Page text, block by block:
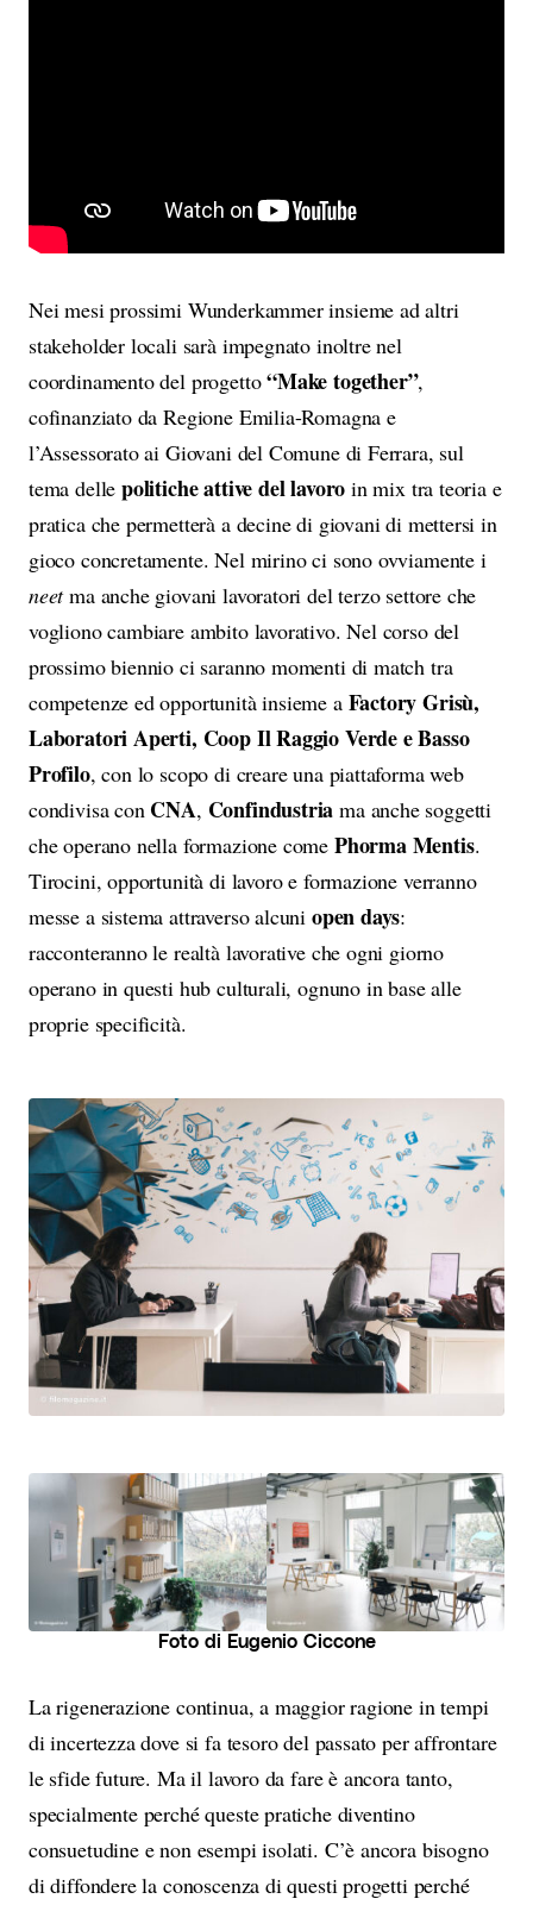
Nei mesi prossimi Wunderkammer insieme ad altri
stakeholder locali sarà impegnato inoltre nel
coordinamento del progetto“Make together”,
cofinanziato da Regione Emilia-Romagna e
l’Assessorato ai Giovani del Comune di Ferrara, sul
tema dellepolitiche attive del lavoro in mix tra teoria e
pratica che permetterà a decine di giovani di mettersi in
gioco concretamente. Nel mirino ci sono ovviamente i
neetma anche giovani lavoratori del terzo settore che
vogliono cambiare ambito lavorativo. Nel corso del
prossimo biennio ci saranno momenti di match tra
competenze ed opportunità insieme a Factory Grisù,
Laboratori Aperti, Coop Il Raggio Verde e Basso
Profilo, con lo scopo di creare una piattaforma web
condivisa con CNA, Confindustria ma anche soggetti
che operano nella formazione come Phorma Mentis.
Tirocini, opportunità di lavoro e formazione verranno
messe a sistema attraverso alcuni open days:
racconteranno le realtà lavorative che ogni giorno
operano in questi hub culturali, ognuno in base alle
proprie specificità.
Foto di Eugenio Ciccone
La rigenerazione continua, a maggior ragione in tempi
di incertezza dove si fa tesoro del passato per affrontare
le sfide future. Ma il lavoro da fare è ancora tanto,
specialmente perché queste pratiche diventino
consuetudine e non esempi isolati. C’è ancora bisogno
di diffondere la conoscenza di questi progetti perché